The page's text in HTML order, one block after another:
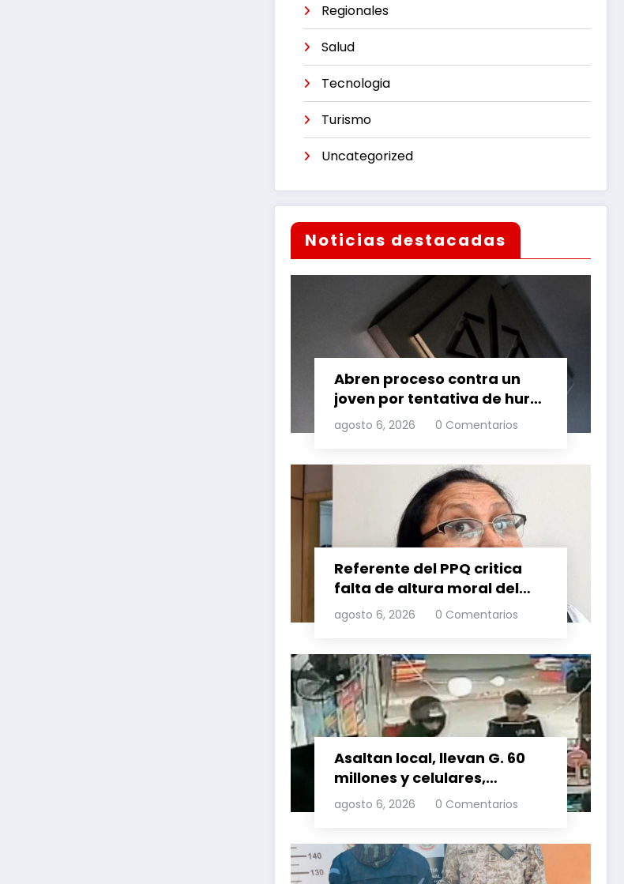
Regionales
Salud
Tecnologia
Turismo
Uncategorized
Noticias destacadas
Abren proceso contra un
joven por tentativa de hurto
agravado
agosto 6, 2026 0 Comentarios
Referente del PPQ critica
falta de altura moral del
PLRA al aliarse con
corruptos
agosto 6, 2026 0 Comentarios
Asaltan local, llevan G. 60
millones y celulares,
recuperan dos celulares
mediante rastreo y
agosto 6, 2026 0 Comentarios